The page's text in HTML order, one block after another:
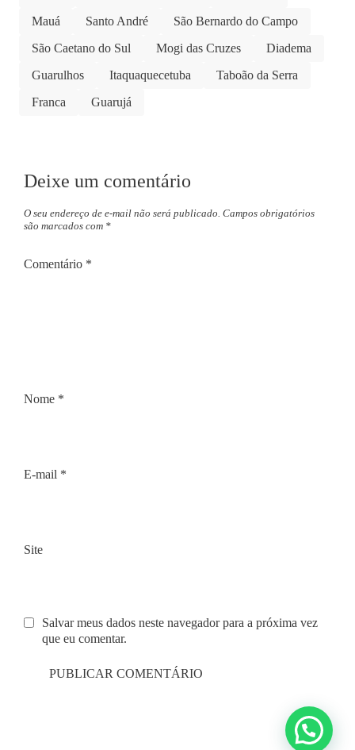
Mauá
Santo André
São Bernardo do Campo
São Caetano do Sul
Mogi das Cruzes
Diadema
Guarulhos
Itaquaquecetuba
Taboão da Serra
Franca
Guarujá
Deixe um comentário
O seu endereço de e-mail não será publicado. Campos obrigatórios
são marcados com *
Comentário *
Nome *
E-mail *
Site
Salvar meus dados neste navegador para a próxima vez
que eu comentar.